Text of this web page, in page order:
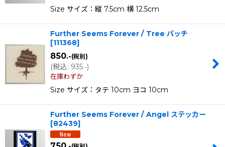
Size サイズ：縦 7.5cm 横 12.5cm
Further Seems Forever / Tree パッチ
[111368]
850.-(税別)
(税込: 935 .-)
在庫わずか
Size サイズ：タテ 10cm ヨコ 10cm
Further Seems Forever / Angel ステッカー
[82439]